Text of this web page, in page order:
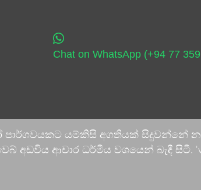
Chat on WhatsApp (+94 77
පාර්ශවයකට යම්කිසි අගතියක් සිදුවන්නේ
ආචාර ධර්මීය වශයෙන් බැඳී සිටී.